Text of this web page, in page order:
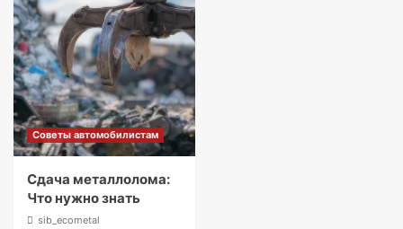
Советы автомобилистам
Сдача металлолома:
Что нужно знать
sib_ecometal